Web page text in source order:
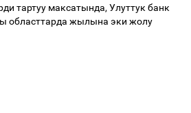
тартуу максатында, Улуттук банк
областтарда жылына эки жолу